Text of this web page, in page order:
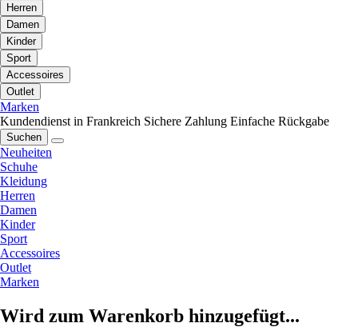
Herren
Damen
Kinder
Sport
Accessoires
Outlet
Marken
Kundendienst in Frankreich Sichere Zahlung Einfache Rückgabe
Suchen
Neuheiten
Schuhe
Kleidung
Herren
Damen
Kinder
Sport
Accessoires
Outlet
Marken
Wird zum Warenkorb hinzugefügt...